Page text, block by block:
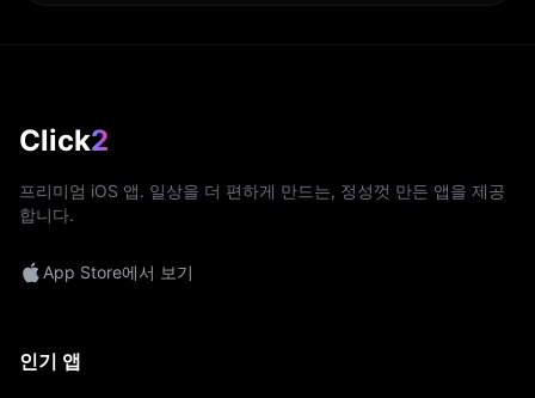
Click2
프리미엄 iOS 앱. 일상을 더 편하게 만드는, 정성껏 만든 앱을 제공
합니다.
App Store에서 보기
인기 앱